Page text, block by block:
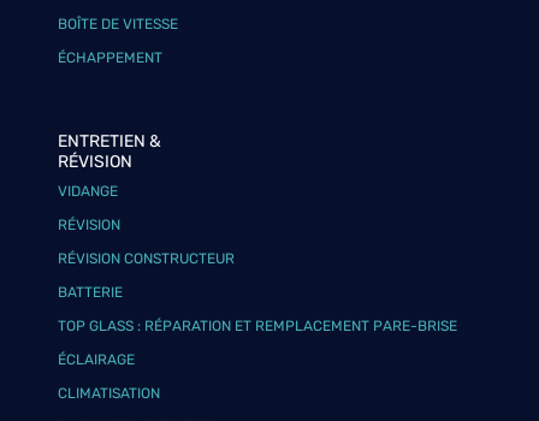
BOÎTE DE VITESSE
ÉCHAPPEMENT
ENTRETIEN &
RÉVISION
VIDANGE
RÉVISION
RÉVISION CONSTRUCTEUR
BATTERIE
TOP GLASS : RÉPARATION ET REMPLACEMENT PARE-BRISE
ÉCLAIRAGE
CLIMATISATION